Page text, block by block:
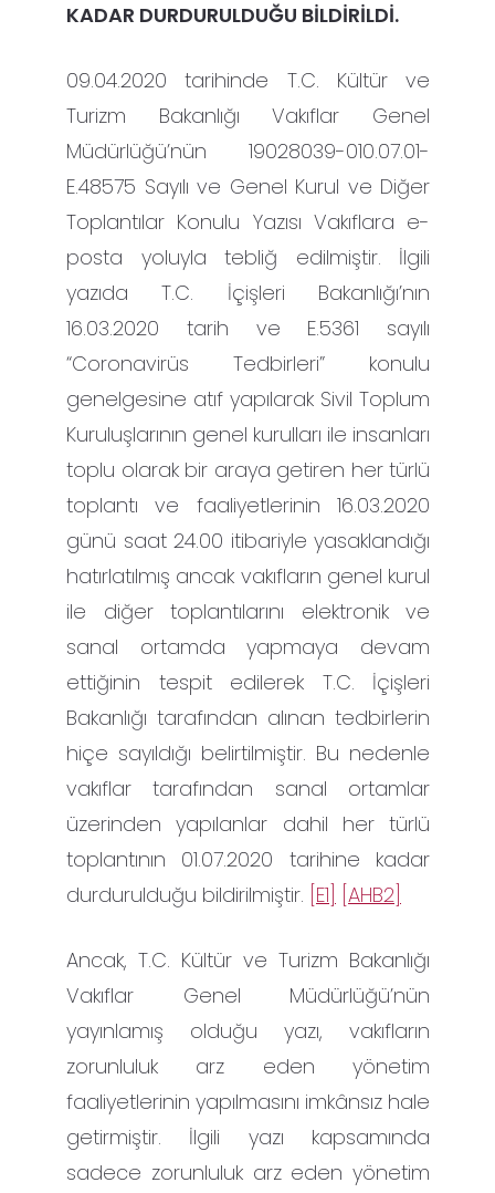
KADAR DURDURULDUĞU BİLDİRİLDİ.
09.04.2020 tarihinde T.C. Kültür ve
Turizm Bakanlığı Vakıflar Genel
Müdürlüğü’nün 19028039-010.07.01-
E.48575 Sayılı ve Genel Kurul ve Diğer
Toplantılar Konulu Yazısı Vakıflara e-
posta yoluyla tebliğ edilmiştir. İlgili
yazıda T.C. İçişleri Bakanlığı’nın
16.03.2020 tarih ve E.5361 sayılı
“Coronavirüs Tedbirleri” konulu
genelgesine atıf yapılarak Sivil Toplum
Kuruluşlarının genel kurulları ile insanları
toplu olarak bir araya getiren her türlü
toplantı ve faaliyetlerinin 16.03.2020
günü saat 24.00 itibariyle yasaklandığı
hatırlatılmış ancak vakıfların genel kurul
ile diğer toplantılarını elektronik ve
sanal ortamda yapmaya devam
ettiğinin tespit edilerek T.C. İçişleri
Bakanlığı tarafından alınan tedbirlerin
hiçe sayıldığı belirtilmiştir. Bu nedenle
vakıflar tarafından sanal ortamlar
üzerinden yapılanlar dahil her türlü
toplantının 01.07.2020 tarihine kadar
durdurulduğu bildirilmiştir. [E1] [AHB2]
Ancak, T.C. Kültür ve Turizm Bakanlığı
Vakıflar Genel Müdürlüğü’nün
yayınlamış olduğu yazı, vakıfların
zorunluluk arz eden yönetim
faaliyetlerinin yapılmasını imkânsız hale
getirmiştir. İlgili yazı kapsamında
sadece zorunluluk arz eden yönetim